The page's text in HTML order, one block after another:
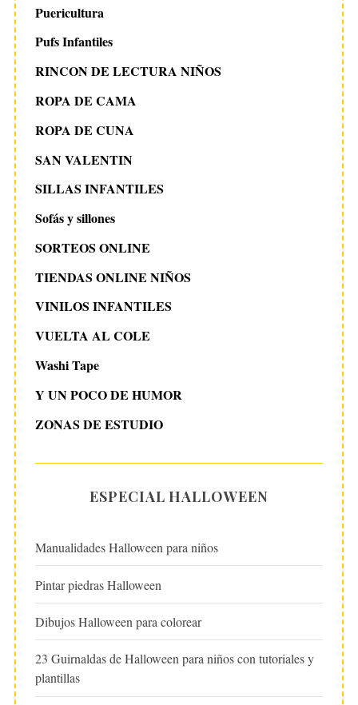
Puericultura
Pufs Infantiles
RINCON DE LECTURA NIÑOS
ROPA DE CAMA
ROPA DE CUNA
SAN VALENTIN
SILLAS INFANTILES
Sofás y sillones
SORTEOS ONLINE
TIENDAS ONLINE NIÑOS
VINILOS INFANTILES
VUELTA AL COLE
Washi Tape
Y UN POCO DE HUMOR
ZONAS DE ESTUDIO
ESPECIAL HALLOWEEN
Manualidades Halloween para niños
Pintar piedras Halloween
Dibujos Halloween para colorear
23 Guirnaldas de Halloween para niños con tutoriales y
plantillas